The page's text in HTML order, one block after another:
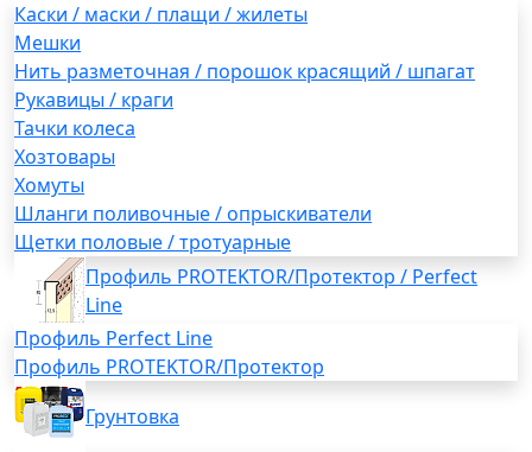
Каски / маски / плащи / жилеты
Мешки
Нить разметочная / порошок красящий / шпагат
Рукавицы / краги
Тачки колеса
Хозтовары
Хомуты
Шланги поливочные / опрыскиватели
Щетки половые / тротуарные
Профиль PROTEKTOR/Протектор / Perfect
Line
Профиль Perfect Line
Профиль PROTEKTOR/Протектор
Грунтовка